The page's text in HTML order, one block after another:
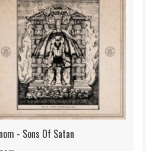
- Sons Of Satan